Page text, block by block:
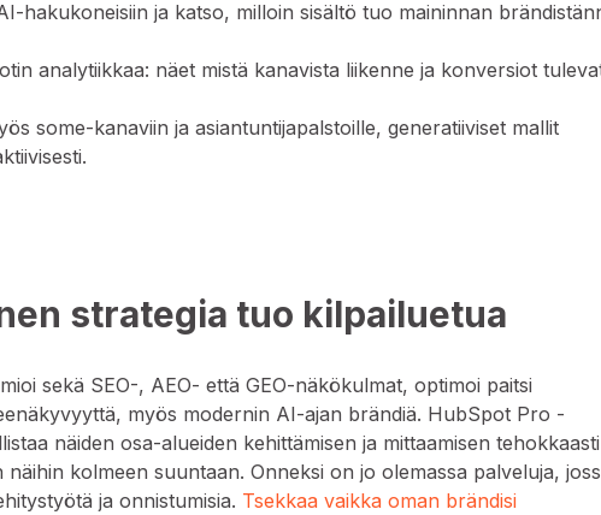
hakukoneisiin ja katso, milloin sisältö tuo maininnan
analytiikkaa: näet mistä kanavista liikenne ja konversiot
some-kanaviin ja asiantuntijapalstoille, generatiiviset mallit
strategia tuo kilpailuetua
sekä SEO-, AEO- että GEO-näkökulmat, optimoi paitsi
myös modernin AI-ajan brändiä. HubSpot Pro -
näiden osa-alueiden kehittämisen ja mittaamisen
kolmeen suuntaan. Onneksi on jo olemassa palveluja,
ja onnistumisia. Tsekkaa vaikka oman brändisi